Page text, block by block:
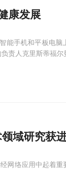
康发展
能手机和平板电脑
责人克里斯蒂福尔
域研究获
网络应用中起着